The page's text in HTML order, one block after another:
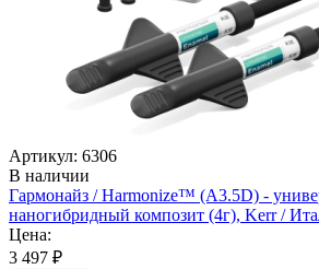
Артикул: 6306
В наличии
Гармонайз / Harmonize™ (А3.5D) -
наногибридный композит (4г), Kerr /
Цена:
3 497 ₽